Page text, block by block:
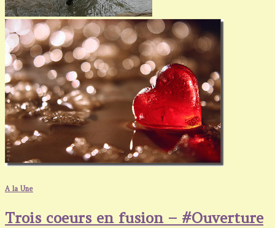
A la Une
Trois coeurs en fusion – #Ouverture